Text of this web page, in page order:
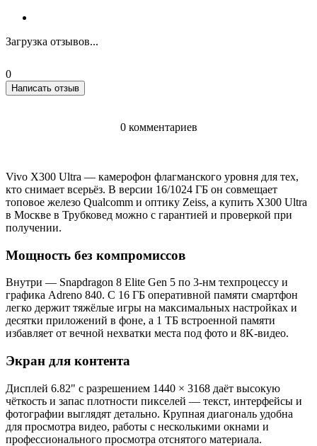
Загрузка отзывов...
0
Написать отзыв
0 комментариев
Vivo X300 Ultra — камерофон флагманского уровня для тех,
кто снимает всерьёз. В версии 16/1024 ГБ он совмещает
топовое железо Qualcomm и оптику Zeiss, а купить X300 Ultra
в Москве в Трубковед можно с гарантией и проверкой при
получении.
Мощность без компромиссов
Внутри — Snapdragon 8 Elite Gen 5 по 3-нм техпроцессу и
графика Adreno 840. С 16 ГБ оперативной памяти смартфон
легко держит тяжёлые игры на максимальных настройках и
десятки приложений в фоне, а 1 ТБ встроенной памяти
избавляет от вечной нехватки места под фото и 8K-видео.
Экран для контента
Дисплей 6.82" с разрешением 1440 × 3168 даёт высокую
чёткость и запас плотности пикселей — текст, интерфейсы и
фотографии выглядят детально. Крупная диагональ удобна
для просмотра видео, работы с несколькими окнами и
профессионального просмотра отснятого материала.